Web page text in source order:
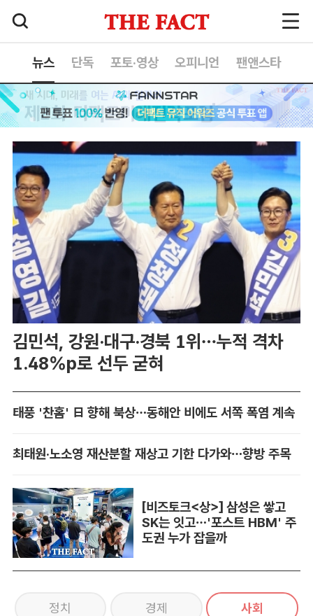
뉴스 단독 포토·영상 오피니언 팬앤스타
김민석, 강원·대구·경북 1위…누적 격차
1.48%p로 선두 굳혀
태풍 '찬홈' 日 향해 북상…동해안 비에도 서쪽 폭염 계속
최태원·노소영 재산분할 재상고 기한 다가와…향방 주목
[비즈토크<상>] 삼성은 쌓고
SK는 잇고…'포스트 HBM' 주
도권 누가 잡을까
정치 경제 사회